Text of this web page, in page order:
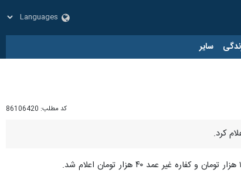
سایر
کد مطلب: 86106420
کرد.